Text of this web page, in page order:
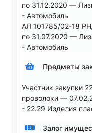
по 31.12.2020 —
- Автомобиль
АЛ 101785/02-18
по 31.07.2020 —
- Автомобиль
Предметы
Участник закупки
проволоки —
- 22.29 Изделия
Залог